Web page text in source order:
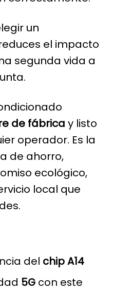
un
el impacto
segunda vida a
de fábrica y listo
operador. Es la
de ahorro,
ecológico,
local que
del chip A14
5G con este